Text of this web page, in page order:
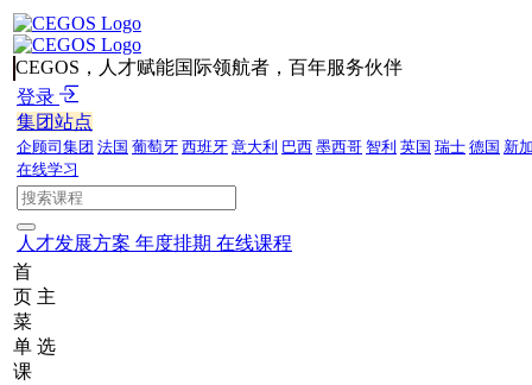
CEGOS，人才赋能国际领航者，百年服务伙伴
登录
集团站点
企顾司集团 法国 葡萄牙 西班牙 意大利 巴西 墨西哥 智利 英国 瑞士 德国 新
在线学习
人才发展方案 年度排期 在线课程
首
页 主
菜
单 选
课